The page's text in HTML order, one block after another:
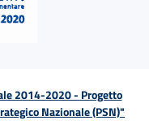
2014-2020 - Progetto
Nazionale (PSN)"